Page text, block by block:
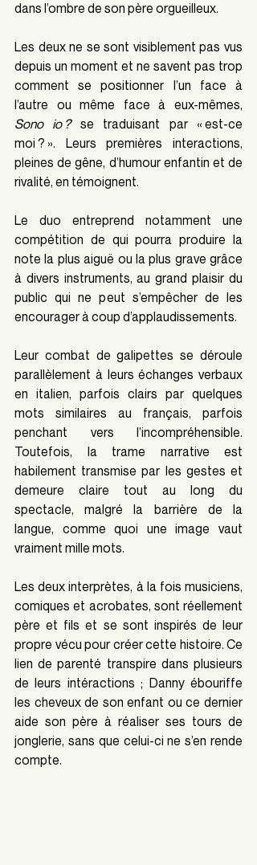
dans l’ombre de son père orgueilleux.
Les deux ne se sont visiblement pas vus
depuis un moment et ne savent pas trop
comment se positionner l’un face à
Sono io ? se traduisant par « est-ce
moi ? ». Leurs premières interactions,
pleines de gêne, d’humour enfantin et de
rivalité, en témoignent.
Le duo entreprend notamment une
compétition de qui pourra produire la
note la plus aiguë ou la plus grave grâce
à divers instruments, au grand plaisir du
public qui ne peut s’empêcher de les
encourager à coup d’applaudissements.
Leur combat de galipettes se déroule
parallèlement à leurs échanges verbaux
en italien, parfois clairs par quelques
mots similaires au français, parfois
penchant vers l’incompréhensible.
Toutefois, la trame narrative est
habilement transmise par les gestes et
demeure claire tout au long du
spectacle, malgré la barrière de la
langue, comme quoi une image vaut
vraiment mille mots.
Les deux interprètes, à la fois musiciens,
comiques et acrobates, sont réellement
père et fils et se sont inspirés de leur
propre vécu pour créer cette histoire. Ce
lien de parenté transpire dans plusieurs
de leurs intéractions ; Danny ébouriffe
les cheveux de son enfant ou ce dernier
aide son père à réaliser ses tours de
jonglerie, sans que celui-ci ne s’en rende
compte.